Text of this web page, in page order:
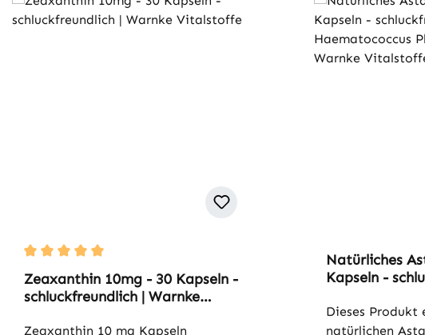
Durchschnittliche Bewertung von 5 von 5 Sternen
Zeaxanthin 10mg - 30 Kapseln -
schluckfreundlich | Warnke
Zeaxanthin 10 mg Kapseln
Natürliches
Kapseln -
vegan |
Dieses Produkt
natürlichen